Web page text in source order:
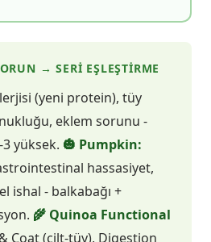
→ SERI EŞLEŞTIRME
(yeni protein), tüy
eklem sorunu -
3 yüksek. 🎃 Pumpkin:
hassasiyet,
ishal - balkabağı +
🌾 Quinoa Functional
Coat (cilt-tüy), Digestion